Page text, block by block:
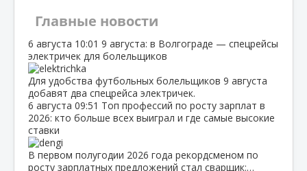
Главные новости
6 августа 10:01 9 августа: в Волгограде — спецрейсы
электричек для болельщиков
Для удобства футбольных болельщиков 9 августа
добавят два спецрейса электричек.
6 августа 09:51 Топ профессий по росту зарплат в
2026: кто больше всех выиграл и где самые высокие
ставки
В первом полугодии 2026 года рекордсменом по
росту зарплатных предложений стал сварщик:…